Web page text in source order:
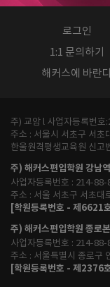
로그인
1:1 문의하기
해커스에 바란
주) 교암 l 사업자등록번
주소 : 서울시 서초구 서초
한울원격평생교육원 신고
주) 해커스편입학원 강남
사업자등록번호 : 214-88-
주소 : 서울 서초구 서초대
[학원등록번호 - 제6621
주) 해커스편입학원 종로
사업자등록번호 : 214-88-
주소 : 서울특별시 종로구
[학원등록번호 - 제2376